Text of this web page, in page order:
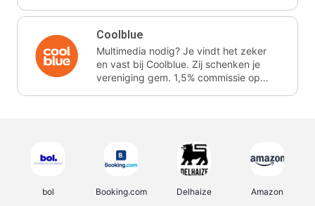
Coolblue
Multimedia nodig? Je vindt het zeker
en vast bij Coolblue. Zij schenken je
vereniging gem. 1,5% commissie op
bol Booking.com Delhaize Amazon